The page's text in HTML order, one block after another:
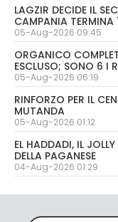
LAGZIR DECIDE IL
CAMPANIA TERMINA
05-Aug-2026 09:45
ORGANICO
ESCLUSO; SONO 6 I
05-Aug-2026 06:19
RINFORZO PER IL
MUTANDA
05-Aug-2026 01:12
EL HADDADI, IL
DELLA PAGANESE
04-Aug-2026 01:29